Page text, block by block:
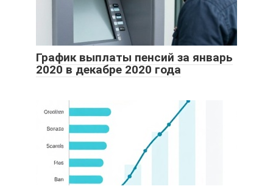
График выплаты пенсий за январь
2020 в декабре 2020 года